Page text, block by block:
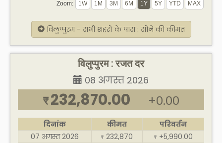
Zoom:
विलुप्पुरम - सभी शहरों के पास : सोने की कीमत
विलुप्पुरम : रजत दर
08 अगस्त 2026
₹ 232,870.00 +0.00
दिनांक कीमत
परिवर्तन
07 अगस्त 2026
₹ 232,870 ₹ +5,990.00